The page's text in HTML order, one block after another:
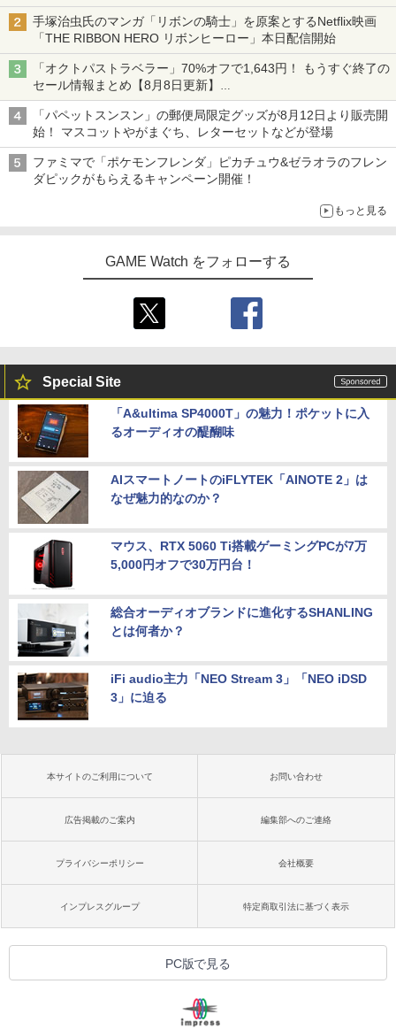
手塚治虫氏のマンガ「リボンの騎士」を原案とするNetflix映画
「THE RIBBON HERO リボンヒーロー」本日配信開始
「オクトパストラベラー」70%オフで1,643円！ もうすぐ終了の
セール情報まとめ【8月8日更新】
ニンテンドーeショップでは「大神 絶景版」が67%オフで990円
「パペットスンスン」の郵便局限定グッズが8月12日より販売開
始！ マスコットやがまぐち、レターセットなどが登場
ファミマで「ポケモンフレンダ」ピカチュウ&ゼラオラのフレン
ダピックがもらえるキャンペーン開催！
もっと見る
GAME Watch をフォローする
Special Site
「A&ultima SP4000T」の魅力！ポケットに入
るオーディオの醍醐味
AIスマートノートのiFLYTEK「AINOTE 2」は
なぜ魅力的なのか？
マウス、RTX 5060 Ti搭載ゲーミングPCが7万
5,000円オフで30万円台！
総合オーディオブランドに進化するSHANLING
とは何者か？
iFi audio主力「NEO Stream 3」「NEO iDSD
3」に迫る
本サイトのご利用について お問い合わせ
広告掲載のご案内 編集部へのご連絡
プライバシーポリシー 会社概要
インプレスグループ 特定商取引法に基づく表示
PC版で見る